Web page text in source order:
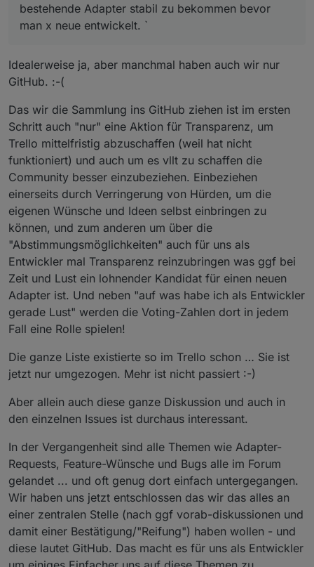
bestehende Adapter stabil zu bekommen bevor
man x neue entwickelt. `
Idealerweise ja, aber manchmal haben auch wir nur
GitHub. :-(
Das wir die Sammlung ins GitHub ziehen ist im ersten
Schritt auch "nur" eine Aktion für Transparenz, um
Trello mittelfristig abzuschaffen (weil hat nicht
funktioniert) und auch um es vllt zu schaffen die
Community besser einzubeziehen. Einbeziehen
einerseits durch Verringerung von Hürden, um die
eigenen Wünsche und Ideen selbst einbringen zu
können, und zum anderen um über die
"Abstimmungsmöglichkeiten" auch für uns als
Entwickler mal Transparenz reinzubringen was ggf bei
Zeit und Lust ein lohnender Kandidat für einen neuen
Adapter ist. Und neben "auf was habe ich als Entwickler
gerade Lust" werden die Voting-Zahlen dort in jedem
Fall eine Rolle spielen!
Die ganze Liste existierte so im Trello schon … Sie ist
jetzt nur umgezogen. Mehr ist nicht passiert :-)
Aber allein auch diese ganze Diskussion und auch in
den einzelnen Issues ist durchaus interessant.
In der Vergangenheit sind alle Themen wie Adapter-
Requests, Feature-Wünsche und Bugs alle im Forum
gelandet ... und oft genug dort einfach untergegangen.
Wir haben uns jetzt entschlossen das wir das alles an
einer zentralen Stelle (nach ggf vorab-diskussionen und
damit einer Bestätigung/"Reifung") haben wollen - und
diese lautet GitHub. Das macht es für uns als Entwickler